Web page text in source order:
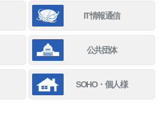
IT情報通信
公共団体
SOHO・個人様